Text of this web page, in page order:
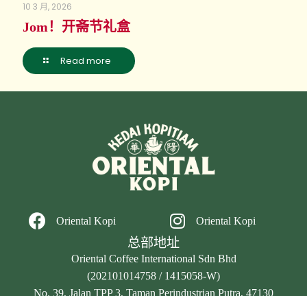
10 3 月, 2026
Jom！开斋节礼盒
Read more
Oriental Kopi Oriental Kopi
总部地址
Oriental Coffee International Sdn Bhd
(202101014758 / 1415058-W)
No. 39, Jalan TPP 3, Taman Perindustrian Putra, 47130